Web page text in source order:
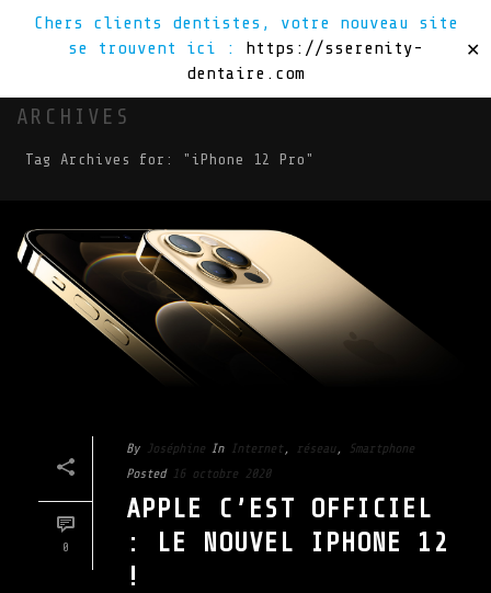
Chers clients dentistes, votre nouveau site
se trouvent ici : https://sserenity-
dentaire.com
✕
ARCHIVES
Tag Archives for: "iPhone 12 Pro"
0
By Joséphine In Internet , réseau,
Smartphone
Posted
16 octobre 2020
APPLE C’EST OFFICIEL
: LE NOUVEL IPHONE 12
!